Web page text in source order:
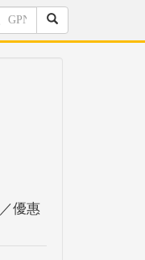
／優惠